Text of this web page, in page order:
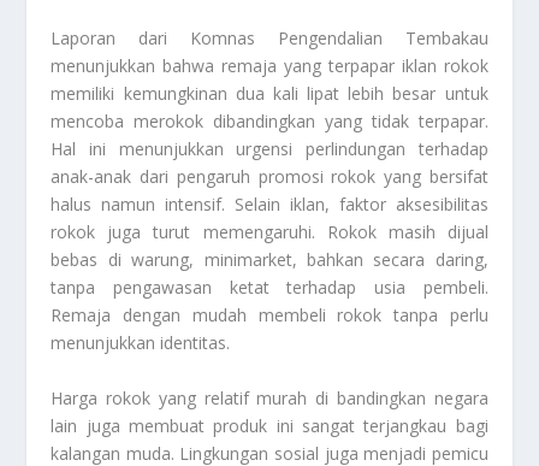
Laporan dari Komnas Pengendalian Tembakau
menunjukkan bahwa remaja yang terpapar iklan rokok
memiliki kemungkinan dua kali lipat lebih besar untuk
mencoba merokok dibandingkan yang tidak terpapar.
Hal ini menunjukkan urgensi perlindungan terhadap
anak-anak dari pengaruh promosi rokok yang bersifat
halus namun intensif. Selain iklan, faktor aksesibilitas
rokok juga turut memengaruhi. Rokok masih dijual
bebas di warung, minimarket, bahkan secara daring,
tanpa pengawasan ketat terhadap usia pembeli.
Remaja dengan mudah membeli rokok tanpa perlu
menunjukkan identitas.
Harga rokok yang relatif murah di bandingkan negara
lain juga membuat produk ini sangat terjangkau bagi
kalangan muda. Lingkungan sosial juga menjadi pemicu